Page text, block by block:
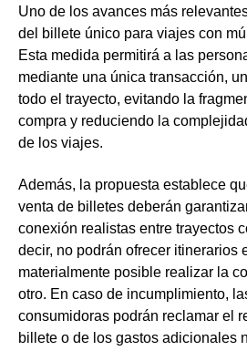
Uno de los avances más
del billete único para viajes con
Esta medida permitirá a las
mediante una única transacción,
todo el trayecto, evitando la
compra y reduciendo la
de los viajes.
Además, la propuesta establece
venta de billetes deberán
conexión realistas entre trayectos
decir, no podrán ofrecer itinerarios
materialmente posible realizar la
otro. En caso de incumplimiento,
consumidoras podrán reclamar el
billete o de los gastos adicionales